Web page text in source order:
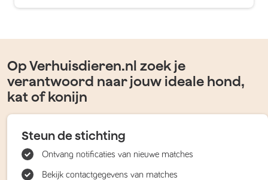
Op Verhuisdieren.nl zoek je
verantwoord naar jouw ideale hond,
kat of konijn
Steun de stichting
Ontvang notificaties van nieuwe matches
Bekijk contactgegevens van matches